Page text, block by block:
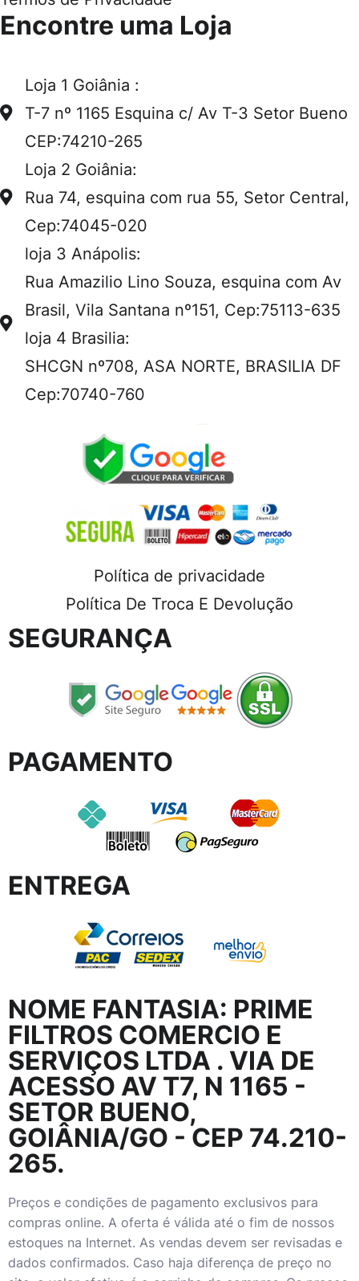
Encontre uma Loja
Loja 1 Goiânia :
T-7 nº 1165 Esquina c/ Av T-3 Setor Bueno
CEP:74210-265
Loja 2 Goiânia:
Rua 74, esquina com rua 55, Setor Central,
Cep:74045-020
loja 3 Anápolis:
Rua Amazilio Lino Souza, esquina com Av
Brasil, Vila Santana nº151, Cep:75113-635
loja 4 Brasilia:
SHCGN nº708, ASA NORTE, BRASILIA DF
Cep:70740-760
Política de privacidade
Política De Troca E Devolução
SEGURANÇA
PAGAMENTO
ENTREGA
NOME FANTASIA: PRIME
FILTROS COMERCIO E
SERVIÇOS LTDA . VIA DE
ACESSO AV T7, N 1165 -
SETOR BUENO,
GOIÂNIA/GO - CEP 74.210-
265.
Preços e condições de pagamento exclusivos para
compras online. A oferta é válida até o fim de nossos
estoques na Internet. As vendas devem ser revisadas e
dados confirmados. Caso haja diferença de preço no